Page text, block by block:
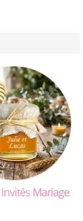
InvitésMariage